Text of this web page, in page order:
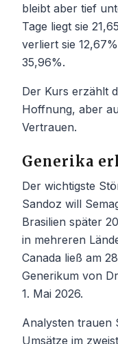
bleibt aber tief
Tage liegt sie
verliert sie
35,96%.
Der Kurs erzählt
Hoffnung, aber
Vertrauen.
Generika
Der wichtigste
Sandoz will
Brasilien später
in mehreren
Canada ließ am
Generikum von
1. Mai 2026.
Analysten trauen
Umsätze im